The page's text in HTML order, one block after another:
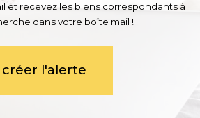
et recevez les biens correspondants à
dans votre boîte mail !
créer l'alerte